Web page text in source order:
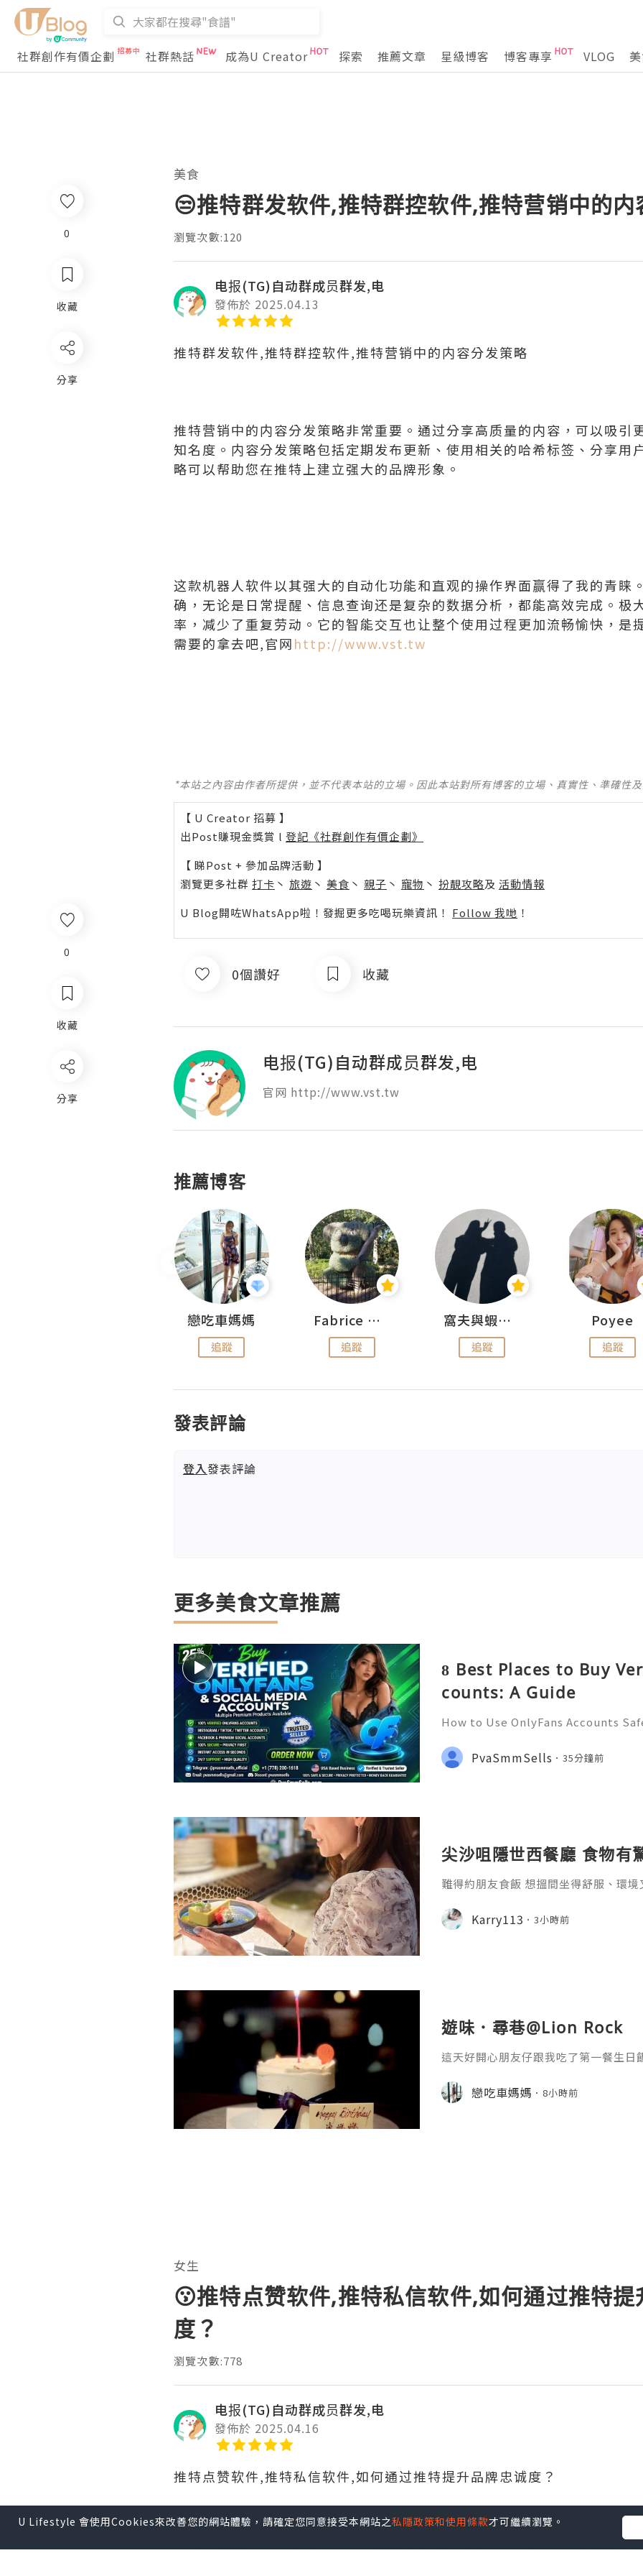
社群創作有價企劃 社群熱話 成為U Creator 探索 推薦文章 星級博客 博客專享 VLOG
0
收藏
分享
美食
😒推特群发软件,推特群控软件,推特营销中的
瀏覽次數:120
电报(TG)自动群成员群发,电
發佈於 2025.04.13
推特群发软件,推特群控软件,推特营销中的内容分发策略
推特营销中的内容分发策略非常重要。通过分享高质量的内容，可以吸引
知名度。内容分发策略包括定期发布更新、使用相关的哈希标签、分享用
略可以帮助您在推特上建立强大的品牌形象。
这款机器人软件以其强大的自动化功能和直观的操作界面赢得了我的青睐
确，无论是日常提醒、信息查询还是复杂的数据分析，都能高效完成。极
率，减少了重复劳动。它的智能交互也让整个使用过程更加流畅愉快，是
需要的拿去吧,官网http://www.vst.tw
*本站之內容由作者所提供，並不代表本站的立場。因此本站對所有博客的立場、真實性、準確性
【 U Creator 招募 】
出Post賺現金獎賞 l 登記《社群創作有價企劃》
【 睇Post + 參加品牌活動 】
瀏覽更多社群 打卡 丶 旅遊 丶 美食 丶 親子 丶 寵物 丶 扮靚攻略及 活動情報
U Blog開咗WhatsApp啦！發掘更多吃喝玩樂資訊！ Follow 我哋 ！
0個讚好 收藏
电报(TG)自动群成员群发,电
官网 http://www.vst.tw
推薦博客
戀吃車媽媽
追蹤
Fabrice 嚐味
追蹤
窩夫與蝦子餅
追蹤
Poyee
追蹤
發表評論
登入發表評論
更多美食文章推薦
8 Best Places to Buy
counts: A Guide
How to Use OnlyFans Accounts
e access content, manage
online communities. OnlyF
PvaSmmSells 35分鐘前
尖沙咀隱世西餐廳 食物
難得約朋友食飯 想搵間坐得舒服、環
omhk 真係好多捧場客同場仲有唔少食
個course 嘅dinner set for two $928
Karry113 3小時前
遊味．尋巷@Lion Rock
這天好開心朋友仔跟我吃了第一餐生日
ock獅房菜！剛剛於八月推出了全新的
排到廂房內享用晚餐！私密度高當然吃
戀吃車媽媽 8小時前
0
收藏
分享
女生
😗推特点赞软件,推特私信软件,如何通过推特
度？
瀏覽次數:778
电报(TG)自动群成员群发,电
發佈於 2025.04.16
推特点赞软件,推特私信软件,如何通过推特提升品牌忠诚度？
通过推特提升品牌忠诚度需要定期发布高质量内容、及时回复用户评论和
U Lifestyle 會使用Cookies來改善您的網站體驗，請確定您同意接受本網站之私隱政策和使用條款才可繼續瀏覽。